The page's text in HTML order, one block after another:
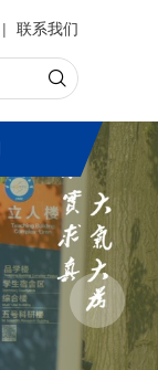
| 联系我们